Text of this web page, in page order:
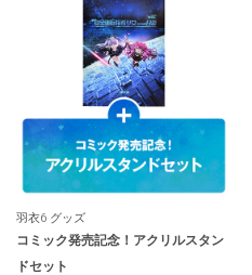
羽衣6 グッズ
コミック発売記念！アクリルスタン
ドセット